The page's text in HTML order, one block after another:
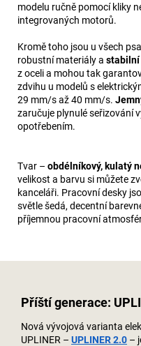
modelu ručně pomocí kliky
integrovaných motorů.
Kromě toho jsou u všech
robustní materiály a stabilní
z oceli a mohou tak
zdvihu u modelů s
29 mm/s až 40 mm/s.
zaručuje plynulé seřizování
opotřebením.
Tvar – obdélníkový, kulatý
velikost a barvu si můžete
kanceláři. Pracovní desky
světle šedá, decentní
příjemnou pracovní
Příští generace:
Nová vývojová varianta
UPLINER – UPLINER 2.0 –